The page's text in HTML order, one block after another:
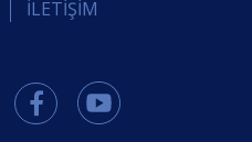
İLETİŞİM